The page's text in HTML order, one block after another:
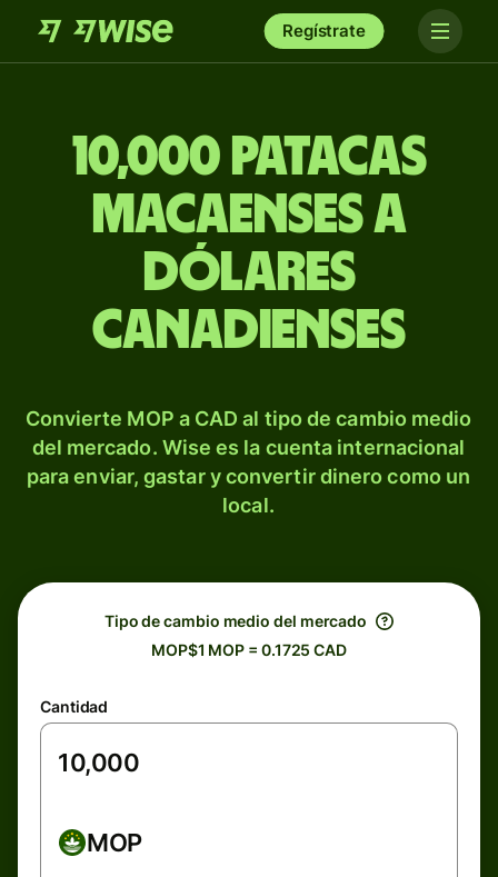
Regístrate
10,000 patacas
macaenses a
dólares
canadienses
Convierte MOP a CAD al tipo de cambio medio
del mercado. Wise es la cuenta internacional
para enviar, gastar y convertir dinero como un
local.
Tipo de cambio medio del mercado
MOP$1 MOP = 0.1725 CAD
Cantidad
MOP